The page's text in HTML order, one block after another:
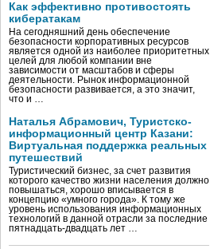
Как эффективно противостоять
кибератакам
На сегодняшний день обеспечение
безопасности корпоративных ресурсов
является одной из наиболее приоритетных
целей для любой компании вне
зависимости от масштабов и сферы
деятельности. Рынок информационной
безопасности развивается, а это значит,
что и …
Наталья Абрамович, Туристско-
информационный центр Казани:
Виртуальная поддержка реальных
путешествий
Туристический бизнес, за счет развития
которого качество жизни населения должно
повышаться, хорошо вписывается в
концепцию «умного города». К тому же
уровень использования информационных
технологий в данной отрасли за последние
пятнадцать-двадцать лет …